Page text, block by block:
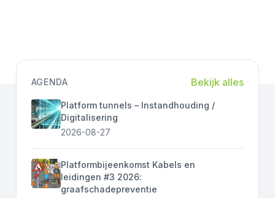
AGENDA Bekijk alles
Platform tunnels – Instandhouding /
Digitalisering
2026-08-27
Platformbijeenkomst Kabels en
leidingen #3 2026:
graafschadepreventie